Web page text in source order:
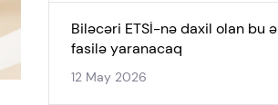
Biləcəri ETSİ-nə daxil olan bu
fasilə yaranacaq
12 May 2026